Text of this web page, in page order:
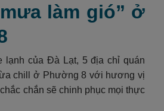
làm gió” ở
lạnh của Đà Lạt, 5 địa chỉ quán
chill ở Phường 8 với hương vị
chắn sẽ chinh phục mọi thực